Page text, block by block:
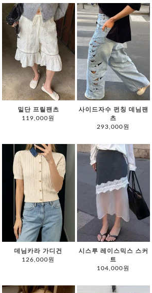
밑단 프릴팬츠
119,000원
사이드자수 펀칭 데님팬
츠
293,000원
데님카라 가디건
126,000원
시스루 레이스믹스 스커
트
104,000원